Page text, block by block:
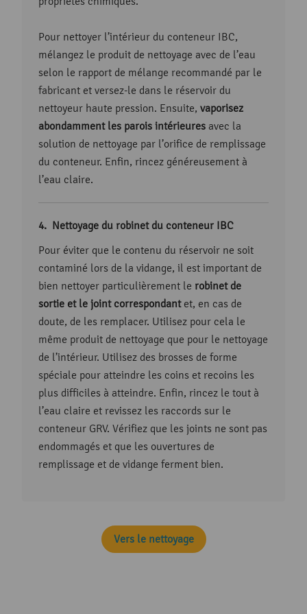
Pour nettoyer l’intérieur du conteneur IBC,
mélangez le produit de nettoyage avec de l’eau
selon le rapport de mélange recommandé par le
fabricant et versez-le dans le réservoir du
nettoyeur haute pression. Ensuite, vaporisez
abondamment les parois intérieures avec la
solution de nettoyage par l’orifice de remplissage
du conteneur. Enfin, rincez généreusement à
l’eau claire.
Nettoyage du robinet du conteneur IBC
Pour éviter que le contenu du réservoir ne soit
contaminé lors de la vidange, il est important de
bien nettoyer particulièrement le robinet de
sortie et le joint correspondantet, en cas de
doute, de les remplacer. Utilisez pour cela le
même produit de nettoyage que pour le nettoyage
de l’intérieur. Utilisez des brosses de forme
spéciale pour atteindre les coins et recoins les
plus difficiles à atteindre. Enfin, rincez le tout à
l’eau claire et revissez les raccords sur le
conteneur GRV. Vérifiez que les joints ne sont pas
endommagés et que les ouvertures de
remplissage et de vidange ferment bien.
Vers le nettoyage